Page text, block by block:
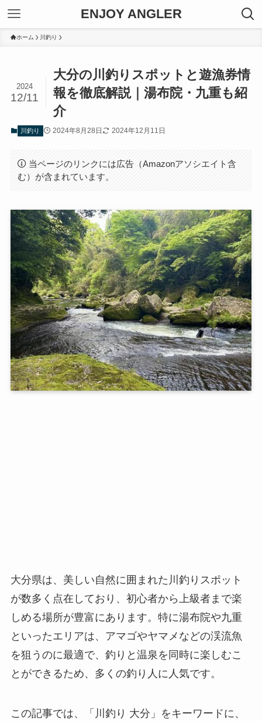
ENJOY ANGLER
ホーム 川釣り
大分の川釣りスポットと遊漁券情
報を徹底解説｜湯布院・九重も紹
介
2024
12/11
川釣り 2024年8月28日 2024年12月11日
当ページのリンクには広告（Amazonアソシエイト含
む）が含まれています。
大分県は、美しい自然に囲まれた川釣りスポット
が数多く点在しており、初心者から上級者まで楽
しめる場所が豊富にあります。特に湯布院や九重
といったエリアは、アマゴやヤマメなどの渓流魚
を狙うのに最適で、釣りと温泉を同時に楽しむこ
とができるため、多くの釣り人に人気です。
この記事では、「川釣り 大分」をキーワードに、